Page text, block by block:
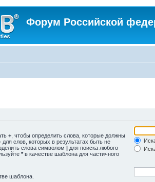
Форум Российской
+ , чтобы определить слова, которые должны
для слов, которых в результатах быть не
слова символом | для поиска любого
* в качестве шаблона для частичного
шаблона.